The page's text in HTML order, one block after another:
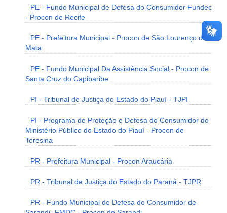
PE - Fundo Municipal de Defesa do Consumidor Fundec
- Procon de Recife
PE - Prefeitura Municipal - Procon de São Lourenço da
Mata
PE - Fundo Municipal Da Assistência Social - Procon de
Santa Cruz do Capibaribe
PI - Tribunal de Justiça do Estado do Piauí - TJPI
PI - Programa de Proteção e Defesa do Consumidor do
Ministério Público do Estado do Piauí - Procon de
Teresina
PR - Prefeitura Municipal - Procon Araucária
PR - Tribunal de Justiça do Estado do Paraná - TJPR
PR - Fundo Municipal de Defesa do Consumidor de